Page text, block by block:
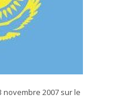
novembre 2007 sur le